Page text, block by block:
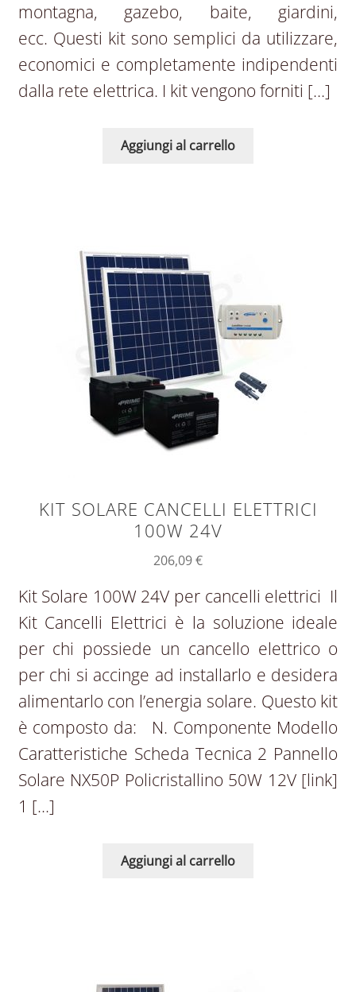
montagna, gazebo, baite, giardini,
ecc. Questi kit sono semplici da utilizzare,
economici e completamente indipendenti
dalla rete elettrica. I kit vengono forniti […]
Aggiungi al carrello
KIT SOLARE CANCELLI ELETTRICI
100W 24V
206,09€
Kit Solare 100W 24V per cancelli elettrici Il
Kit Cancelli Elettrici è la soluzione ideale
per chi possiede un cancello elettrico o
per chi si accinge ad installarlo e desidera
alimentarlo con l’energia solare. Questo kit
è composto da: N. Componente Modello
Caratteristiche Scheda Tecnica 2 Pannello
Solare NX50P Policristallino 50W 12V [link]
1 […]
Aggiungi al carrello